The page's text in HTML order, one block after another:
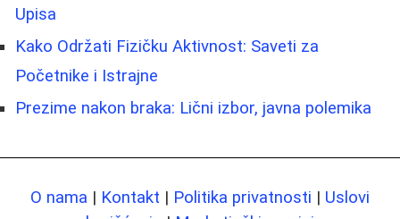
Upisa
Kako Održati Fizičku Aktivnost: Saveti za
Početnike i Istrajne
Prezime nakon braka: Lični izbor, javna polemika
O nama | Kontakt | Politika privatnosti | Uslovi